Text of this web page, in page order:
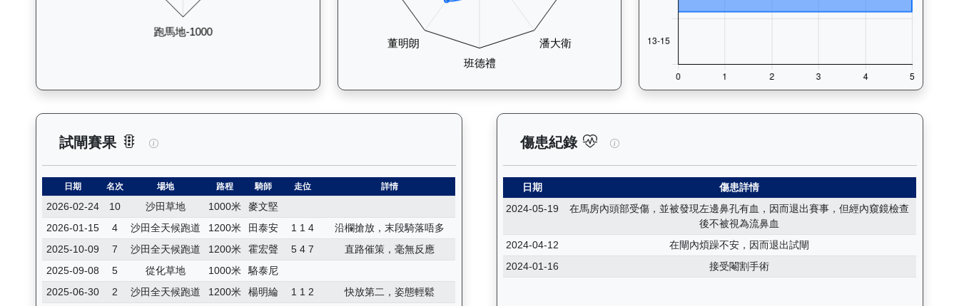
試閘賽果 天火同心（J259）— 試閘賽果紀錄：查看馬匹所有試閘（Barrier Trial）的歷史成績，包括日期、名次、場地、路程、騎
日期 名次 場地 路程 騎師 走位 詳情
2026-02-24 10 沙田草地 1000米
麥文堅
2026-01-15
4 沙田全天候跑道 1200米 田泰安 1 1 4
沿欄搶放，末段騎落唔多
2025-10-09
7 沙田全天候跑道 1200米 霍宏聲 5 4 7
直路催策，毫無反應
2025-09-08
5 從化草地 1000米
駱泰尼
2025-06-30
2 沙田全天候跑道 1200米 楊明綸 1 1 2
快放第二，姿態輕鬆
傷患紀錄 天火同心（J259）— 傷患紀錄：查看馬匹完整的獸
日期
傷患詳情
2024-05-19
在馬房內頭部受傷，並被發現左邊鼻孔有血，因而退出賽事，但經內窺鏡檢查
後不被視為流鼻血
2024-04-12
在閘內煩躁不安，因而退出試閘
2024-01-16
接受閹割手術